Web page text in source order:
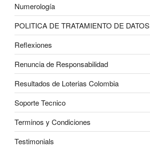
Numerología
POLITICA DE TRATAMIENTO DE DATOS
Reflexiones
Renuncia de Responsabilidad
Resultados de Loterias Colombia
Soporte Tecnico
Terminos y Condiciones
Testimonials